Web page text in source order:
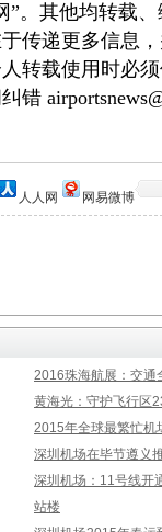
”。其他均转载
传递更多信息
转载使用时必
错
人人网 网易微博
2016珠海航展：交通
黄海光：守护飞行区
2015年全球最繁忙机
深圳机场在毕节遵义
深圳机场：11号线开
站楼